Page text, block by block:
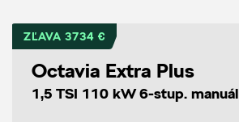
ZĽAVA 3734 €
Octavia Extra Plus
1,5 TSI 110 kW 6-stup. manuál